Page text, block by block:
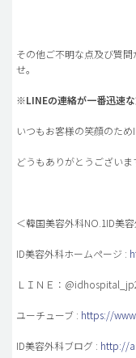
その他ご不明な点及び質
せ。
※LINEの連絡が一番迅速な
いつもお客様の笑顔のため
どうもありがとうございま
＜韓国美容外科NO.1ID美
ID美容外科ホームページ :
ＬＩＮＥ：
ユーチューブ : https://
ID美容外科ブログ : http://